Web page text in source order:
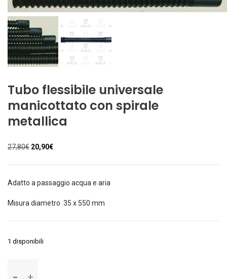
Tubo flessibile universale
manicottato con spirale
metallica
27,80€ Il
originale
27,80€.
20,90€Il
attuale
20,90€.
Adatto a passaggio acqua e aria
Misura diametro 35 x 550 mm
1 disponibili
flessibile